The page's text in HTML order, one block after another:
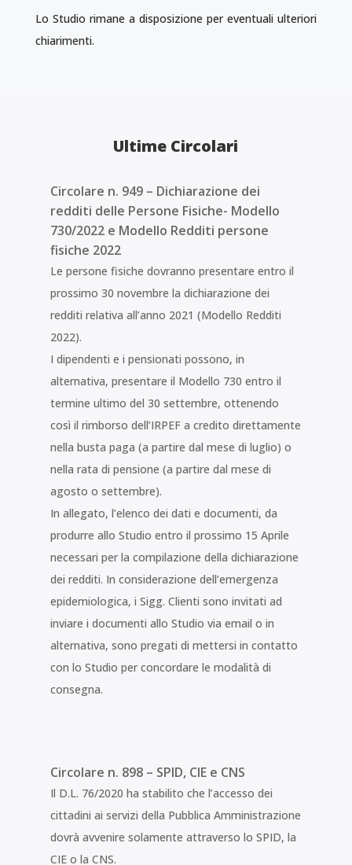
Lo Studio rimane a disposizione per eventuali ulteriori
chiarimenti.
Ultime Circolari
Circolare n. 949 – Dichiarazione dei
redditi delle Persone Fisiche- Modello
730/2022 e Modello Redditi persone
fisiche 2022
Le persone fisiche dovranno presentare entro il
prossimo 30 novembre la dichiarazione dei
redditi relativa all’anno 2021 (Modello Redditi
2022).
I dipendenti e i pensionati possono, in
alternativa, presentare il Modello 730 entro il
termine ultimo del 30 settembre, ottenendo
così il rimborso dell’IRPEF a credito direttamente
nella busta paga (a partire dal mese di luglio) o
nella rata di pensione (a partire dal mese di
agosto o settembre).
In allegato, l’elenco dei dati e documenti, da
produrre allo Studio entro il prossimo 15 Aprile
necessari per la compilazione della dichiarazione
dei redditi. In considerazione dell’emergenza
epidemiologica, i Sigg. Clienti sono invitati ad
inviare i documenti allo Studio via email o in
alternativa, sono pregati di mettersi in contatto
con lo Studio per concordare le modalità di
consegna.
Circolare n. 898 – SPID, CIE e CNS
Il D.L. 76/2020 ha stabilito che l’accesso dei
cittadini ai servizi della Pubblica Amministrazione
dovrà avvenire solamente attraverso lo SPID, la
CIE o la CNS.